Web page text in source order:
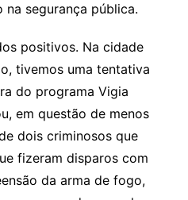
segurança pública.
positivos. Na cidade
tivemos uma tentativa
do programa Vigia
em questão de menos
dois criminosos que
fizeram disparos com
da arma de fogo,